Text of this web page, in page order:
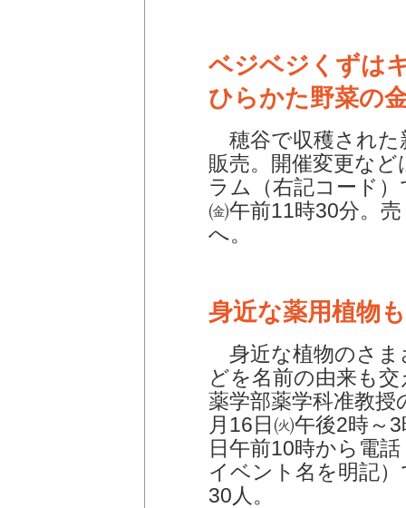
ベジベジくずは
ひらかた野菜の
穂谷で収穫された
販売。開催変更な
ラム（右記コード
㈮午前11時30分。
へ。
身近な薬用植物
身近な植物のさま
どを名前の由来も
薬学部薬学科准教
月16日㈫午後2時
日午前10時から電
イベント名を明記
30人。